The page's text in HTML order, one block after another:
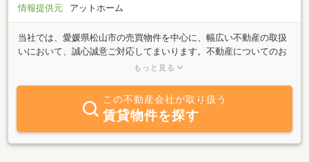
情報提供元 アットホーム
当社では、愛媛県松山市の売買物件を中心に、幅広い不動産の取扱
いにおいて、誠心誠意ご対応してまいります。不動産についてのお
悩み、ご相談はお気軽に「エーアイ・パワー株式会社」にお問い合
もっと見る
この不動産会社が取り扱う
賃貸物件を探す